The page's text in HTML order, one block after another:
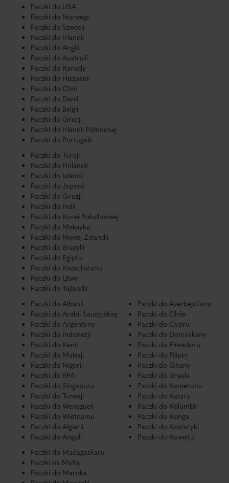
Paczki do USA
Paczki do Norwegii
Paczki do Szwecji
Paczki do Irlandii
Paczki do Anglii
Paczki do Australii
Paczki do Kanady
Paczki do Hiszpanii
Paczki do Chin
Paczki do Danii
Paczki do Belgii
Paczki do Grecji
Paczki do Irlandii Północnej
Paczki do Portugalii
Paczki do Turcji
Paczki do Finlandii
Paczki do Islandii
Paczki do Japonii
Paczki do Gruzji
Paczki do Indii
Paczki do Korei Południowej
Paczki do Meksyku
Paczki do Nowej Zelandii
Paczki do Brazylii
Paczki do Egiptu
Paczki do Kazachstanu
Paczki do Litwy
Paczki do Tajlandii
Paczki do Albanii
Paczki do Arabii Saudyjskiej
Paczki do Argentyny
Paczki do Indonezji
Paczki do Kenii
Paczki do Malezji
Paczki do Nigerii
Paczki do RPA
Paczki do Singapuru
Paczki do Tunezji
Paczki do Wenezueli
Paczki do Wietnamu
Paczki do Algierii
Paczki do Angoli
Paczki do Azerbejdżanu
Paczki do Chile
Paczki do Cypru
Paczki do Dominikany
Paczki do Ekwadoru
Paczki do Filipin
Paczki do Ghany
Paczki do Izraela
Paczki do Kamerunu
Paczki do Kataru
Paczki do Kolumbii
Paczki do Konga
Paczki do Kostaryki
Paczki do Kuwejtu
Paczki do Madagaskaru
Paczki na Maltę
Paczki do Maroka